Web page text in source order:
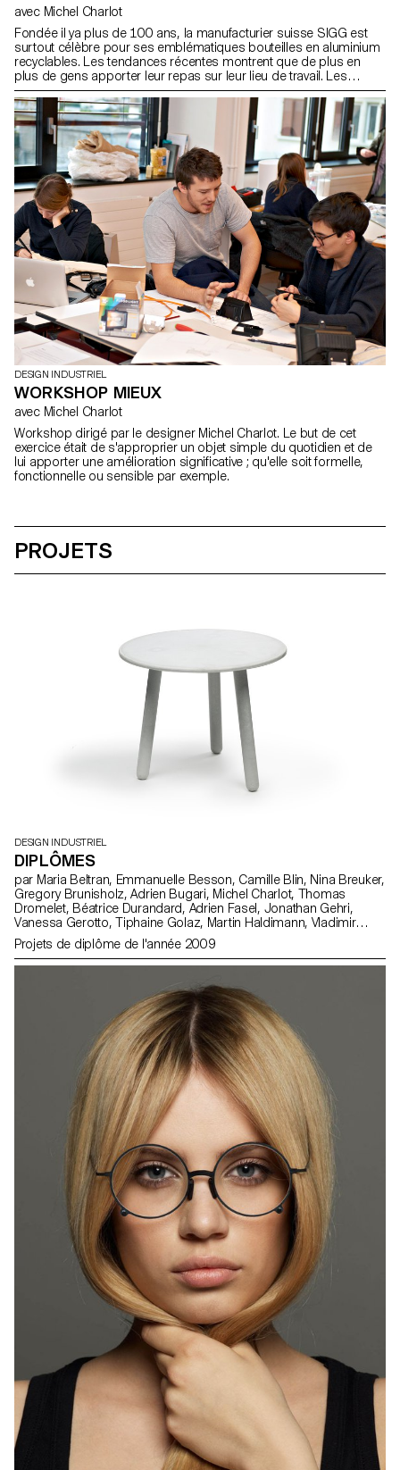
avec Michel Charlot
Fondée il ya plus de 100 ans, la manufacturier suisse SIGG est
surtout célèbre pour ses emblématiques bouteilles en aluminium
recyclables. Les tendances récentes montrent que de plus en
plus de gens apporter leur repas sur leur lieu de travail. Les
étudiants de Master en design de produit ont été invités à
développer des boîtes à lunch, contenants alimentaires et autres
accessoires en rapport avec les cultures européennes,
asiatiques et américaines, tout en tenant compte de l'identité de la
marque SIGG. Information SIGG Images en situation: ECAL/Emille
Barret & Ana Varela Autres: ECAL/Nicolas Genta
DESIGN INDUSTRIEL
WORKSHOP MIEUX
avec Michel Charlot
Workshop dirigé par le designer Michel Charlot. Le but de cet
exercice était de s'approprier un objet simple du quotidien et de
lui apporter une amélioration significative ; qu'elle soit formelle,
fonctionnelle ou sensible par exemple.
PROJETS
DESIGN INDUSTRIEL
DIPLÔMES
par Maria Beltran, Emmanuelle Besson, Camille Blin, Nina Breuker,
Gregory Brunisholz, Adrien Bugari, Michel Charlot, Thomas
Dromelet, Béatrice Durandard, Adrien Fasel, Jonathan Gehri,
Vanessa Gerotto, Tiphaine Golaz, Martin Haldimann, Vladimir
Jaccard, Michal Korolec, Laure Krayenbühl, Simon Lécureux,
Emmanuel Mbessé, Lisa Ochsenbein, Valérie Pache, Sofya Angel
Penedo, Julien Renault, Julien Rosina, Delphine Rumo, Valérie
Projets de diplôme de l'année 2009